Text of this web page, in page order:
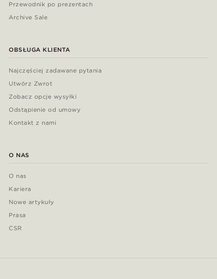
Przewodnik po prezentach
Archive Sale
OBSŁUGA KLIENTA
Najczęściej zadawane pytania
Utwórz Zwrot
Zobacz opcje wysyłki
Odstąpienie od umowy
Kontakt z nami
O NAS
O nas
Kariera
Nowe artykuły
Prasa
CSR